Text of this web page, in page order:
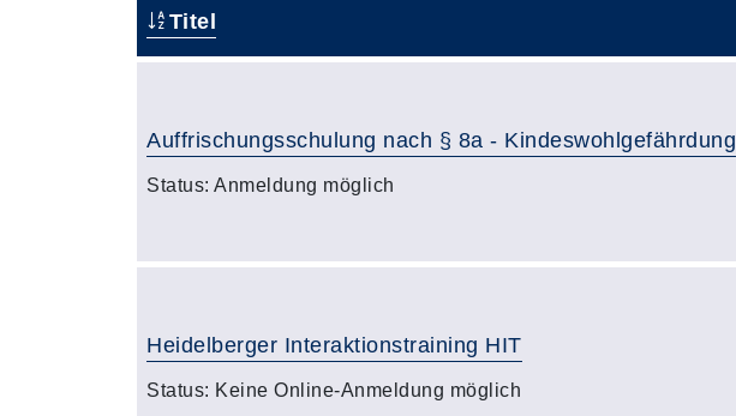
Titel
Auffrischungsschulung nach § 8a - Kindeswohlgefährdung
Status: Anmeldung möglich
Heidelberger Interaktionstraining HIT
Status: Keine Online-Anmeldung möglich